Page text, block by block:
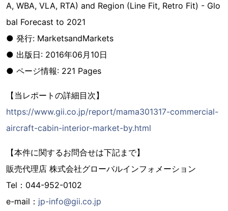
A, WBA, VLA, RTA) and Region (Line Fit, Retro Fit) - Glo
bal Forecast to 2021
● 発行: MarketsandMarkets
● 出版日: 2016年06月10日
● ページ情報: 221 Pages
【当レポートの詳細目次】
https://www.gii.co.jp/report/mama301317-commercial-
aircraft-cabin-interior-market-by.html
【本件に関するお問合せは下記まで】
販売代理店 株式会社グローバルインフォメーション
Tel：044-952-0102
e-mail： jp-info@gii.co.jp